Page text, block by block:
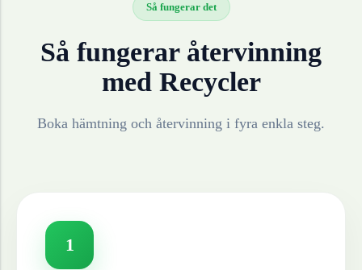
Så fungerar det
Så fungerar återvinning
med Recycler
Boka hämtning och återvinning i fyra enkla steg.
1